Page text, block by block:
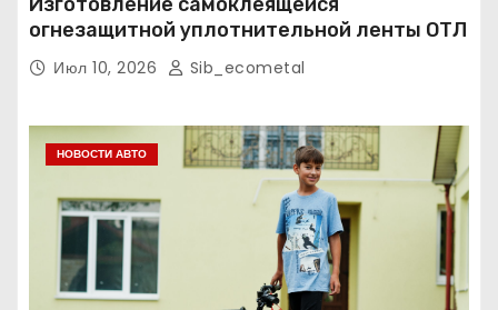
огнезащитной уплотнительной ленты ОТЛ
Июл 10, 2026 Sib_ecometal
НОВОСТИ АВТО